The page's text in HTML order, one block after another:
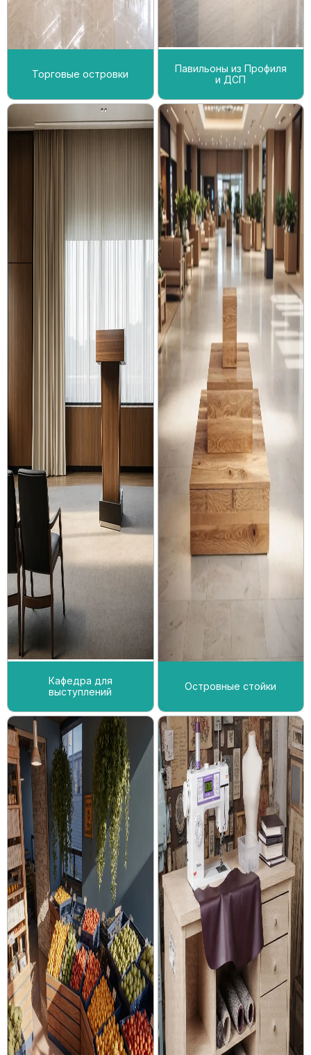
Торговые островки
Павильоны из Профиля
и ДСП
Кафедра для
выступлений
Островные стойки